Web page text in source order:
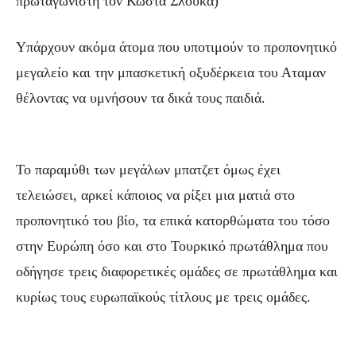
Υπάρχουν ακόμα άτομα που υποτιμούν το προπονητικό
μεγαλείο και την μπασκετική οξυδέρκεια του Αταμαν
θέλοντας να υμνήσουν τα δικά τους παιδιά.
Το παραμύθι των μεγάλων μπατζετ όμως έχει
τελειώσει, αρκεί κάποιος να ρίξει μια ματιά στο
προπονητικό του βίο, τα επικά κατορθώματα του τόσο
στην Ευρώπη όσο και στο Τουρκικό πρωτάθλημα που
οδήγησε τρεις διαφορετικές ομάδες σε πρωτάθλημα και
κυρίως τους ευρωπαϊκούς τίτλους με τρεις ομάδες.